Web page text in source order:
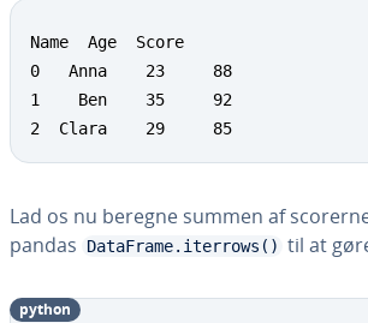
Name  Age  Score
0   Anna    23     88
1    Ben    35     92
2  Clara    29     85
Lad os nu beregne summen af
pandas
DataFrame.iterrows() til at
python